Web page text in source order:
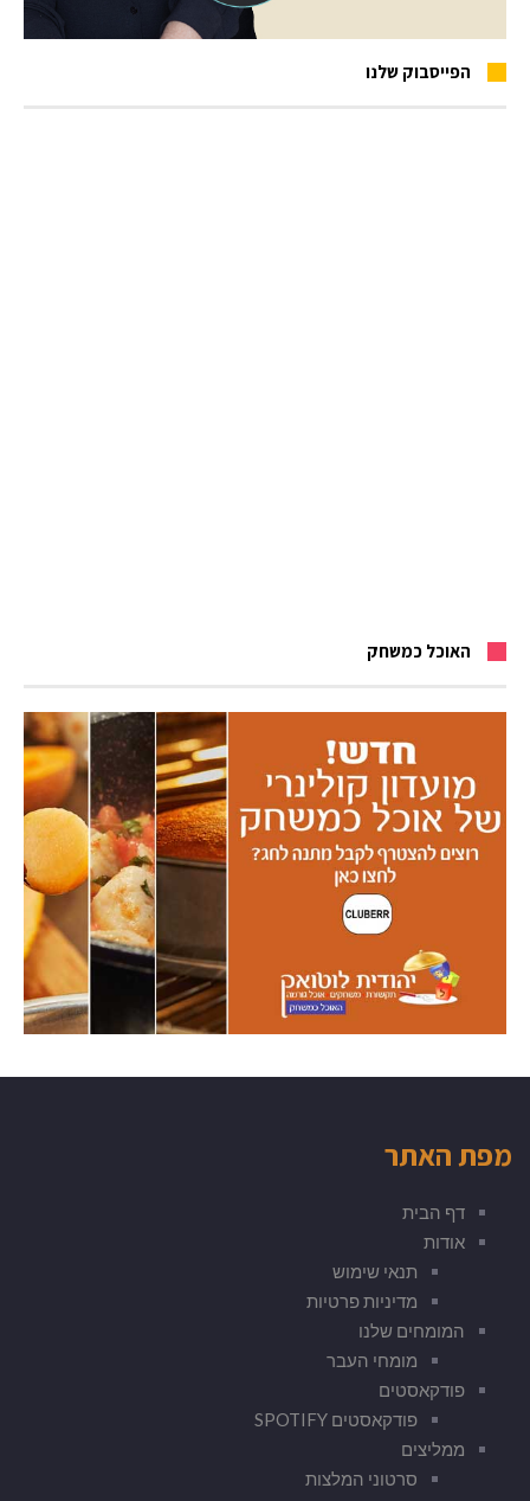
הפייסבוק שלנו
האוכל כמשחק
מפת האתר
דף הבית
אודות
תנאי שימוש
מדיניות פרטיות
המומחים שלנו
מומחי העבר
פודקאסטים
פודקאסטים SPOTIFY
ממליצים
סרטוני המלצות